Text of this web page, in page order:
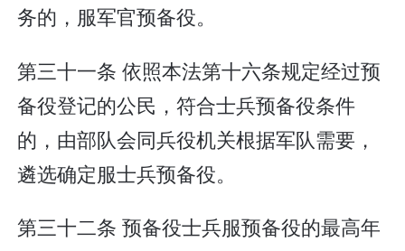
务的，服军官预备役。
第三十一条 依照本法第十六条规定经过预
备役登记的公民，符合士兵预备役条件
的，由部队会同兵役机关根据军队需要，
遴选确定服士兵预备役。
第三十二条 预备役士兵服预备役的最高年